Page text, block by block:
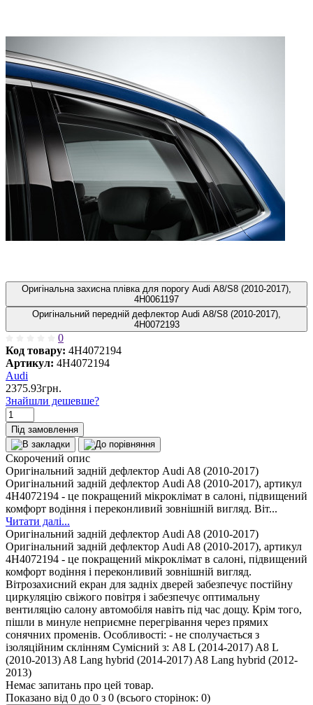
Оригінальна захисна плівка для порогу Audi A8/S8 (2010-2017),
4H0061197
Оригінальний передній дефлектор Audi A8/S8 (2010-2017),
4H0072193
0
Код товару: 4H4072194
Артикул: 4H4072194
Audi
2375.93грн.
Знайшли дешевше?
Під замовлення
Скорочений опис
Оригінальний задній дефлектор Audi A8 (2010-2017)
Оригінальний задній дефлектор Audi A8 (2010-2017), артикул
4H4072194 - це покращений мікроклімат в салоні, підвищений
комфорт водіння і переконливий зовнішній вигляд. Віт...
Читати далі...
Оригінальний задній дефлектор Audi A8 (2010-2017)
Оригінальний задній дефлектор Audi A8 (2010-2017), артикул
4H4072194 - це покращений мікроклімат в салоні, підвищений
комфорт водіння і переконливий зовнішній вигляд.
Вітрозахисний екран для задніх дверей забезпечує постійну
циркуляцію свіжого повітря і забезпечує оптимальну
вентиляцію салону автомобіля навіть під час дощу. Крім того,
пішли в минуле неприємне перегрівання через прямих
сонячних променів. Особливості: - не сполучається з
ізоляційним склінням Сумісний з: A8 L (2014-2017) A8 L
(2010-2013) A8 Lang hybrid (2014-2017) A8 Lang hybrid (2012-
2013)
Немає запитань про цей товар.
Показано від 0 до 0 з 0 (всього сторінок: 0)